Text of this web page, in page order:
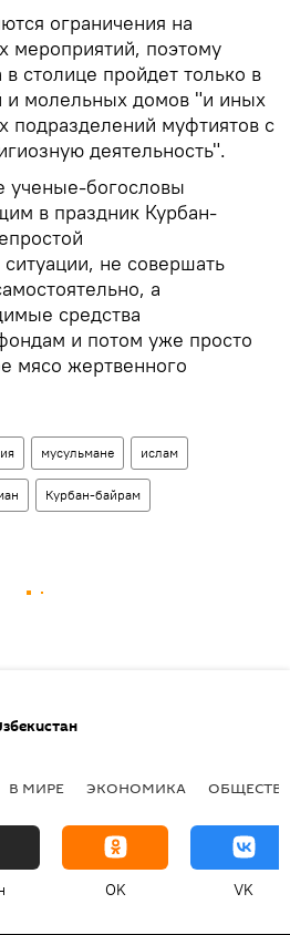
ограничения на
мероприятий, поэтому
столице пройдет только в
и молельных домов "и иных
подразделений муфтиятов с
деятельность".
ученые-богословы
в праздник Курбан-
не совершать
а
средства
и потом уже просто
мясо жертвенного
мусульмане ислам
Курбан-байрам
В МИРЕ ЭКОНОМИКА
OK VK